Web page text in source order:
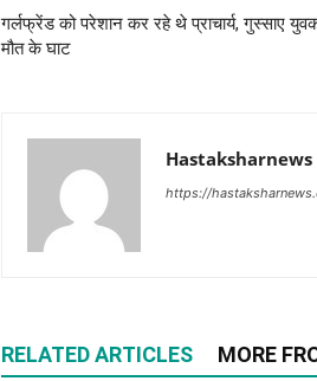
गर्लफ्रेंड को परेशान कर रहे थे प्राचार्य, गुस्साए
मौत के घाट
Hastaksharnews
https://
RELATED ARTICLES MORE